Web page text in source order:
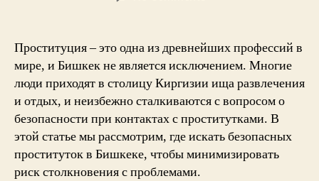
где
безопасно
Проституция – это одна из древнейших профессий в
мире, и Бишкек не является исключением. Многие
люди приходят в столицу Киргизии ища развлечения
и отдых, и неизбежно сталкиваются с вопросом о
безопасности при контактах с проститутками. В
этой статье мы рассмотрим, где искать безопасных
проституток в Бишкеке, чтобы минимизировать
риск столкновения с проблемами.